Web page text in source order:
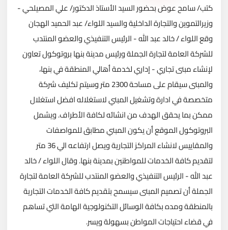
كتب/ سامح عوض بحضور السيد الأستاذ الدكتور/ علي المصيلحي -
وزيرالتموين ‏والتجارة الداخلية والسيد اللواء/ عبد الحميد الهجان
وقع ‏اللواء / خالد عبد الله - الرئيس التنفيذي والعضو المنتدب
‏للشركة العامة لتجارة الجملة ورئيس مدينة بنها بروتوكول ‏تعاون
لإنشاء مبنى تجاري - إداري لخدمة أهالي المنطقة في ‏بنها،
والمبنى سيقام على مساحة 2300 متر وسيتم تكليف شركة
متخصصة في ادارة وتشغيل المبني لاستغلاله افضل استغلال
ممكن بما يحقق الهدف من انشائه لكافة الأطراف. ويشمل
البروتوكول ‏الموقع أن يكون المبني مطابق للمواصفات
والمقاييس لانشاء المراكز التجارية ويصل ارتفاعه الي 36 متر
لتقديم كافة الخدمات ‏للمواطنين بمدينة بنها. وقال اللواء / خالد
عبد الله - الرئيس ‏التنفيذي والعضو المنتدب للشركة العامة لتجارة
الجملة أن تصميم ‏المبنى سيسمح بتقديم كافة الخدمات التجارية
بالمنطقة ومده بكافة الوسائل التكنولوجية الهامة التي تساهم
‏في قضاء احتياجات المواطن بسهولة ويسر. ‏